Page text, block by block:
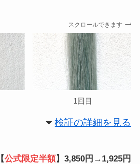
スクロールできます
1回目
検証の詳細を見る
【公式限定半額】3,850円→1,925円